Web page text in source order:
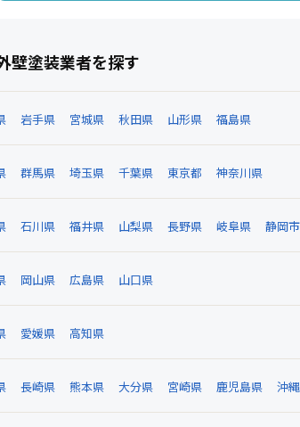
壁塗装業者を探す
岩手県 宮城県 秋田県 山形県 福島県
群馬県 埼玉県 千葉県 東京都 神奈川県
石川県 福井県 山梨県 長野県 岐阜県 静岡
岡山県 広島県 山口県
愛媛県 高知県
長崎県 熊本県 大分県 宮崎県 鹿児島県 沖